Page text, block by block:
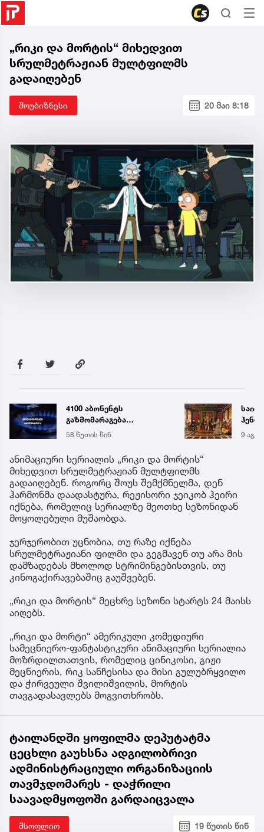
„რიკი და მორტის“ მიხედვით
სრულმეტრაჟიან მულტფილმს
გადაიღებენ
შოუბიზნესი 20 მაი 8:18
საიდუმლო, რომელსაც
ჰენრი VIII სუნამოებით
ნიღბავდა - რა ჭირდა
სინამდვილეში ინგლისის
მონარქს
9 აგვ 15:05
წლის
10:05
ანიმაციური სერიალის „რიკი და მორტის“
მიხედვით სრულმეტრაჟიან მულტფილმს
გადაიღებენ. როგორც შოუს შემქმნელმა, დენ
ჰარმონმა დაადასტურა, რეჟისორი ჯეიკობ ჰეირი
იქნება, რომელიც სერიალზე მეოთხე სეზონიდან
მოყოლებული მუშაობდა.
ჯერჯერობით უცნობია, თუ რაზე იქნება
სრულმეტრაჟიანი ფილმი და გეგმავენ თუ არა მის
დამზადებას მხოლოდ სტრიმინგებისთვის, თუ
კინოგაქირავებაშიც გაუშვებენ.
„რიკი და მორტის“ მეცხრე სეზონი სტარტს 24 მაისს
აიღებს.
„რიკი და მორტი“ ამერიკული კომედიური
სამეცნიერო-ფანტასტიკური ანიმაციური სერიალია
მოზრდილთათვის, რომელიც ცინიკოსი, გიჟი
მეცნიერის, რიკ სანჩესისა და მისი გულუბრყვილო
და ჭირვეული შვილიშვილის, მორტის
თავგადასავლებს მოგვითხრობს.
ტაილანდში ყოფილმა დეპუტატმა
ცეცხლი გაუხსნა ადგილობრივი
ადმინისტრაციული ორგანიზაციის
თავმჯდომარეს - დაჭრილი
საავადმყოფოში გარდაიცვალა
მსოფლიო 19 წუთის წინ